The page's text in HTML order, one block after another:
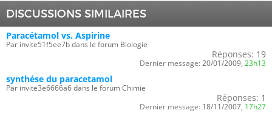
DISCUSSIONS SIMILAIRES
Paracétamol vs. Aspirine
Par invite51f5ee7b dans le forum Biologie
Réponses: 19
Dernier message: 20/01/2009, 23h13
synthése du paracetamol
Par invite3e6666a6 dans le forum Chimie
Réponses: 1
Dernier message: 18/11/2007, 17h27